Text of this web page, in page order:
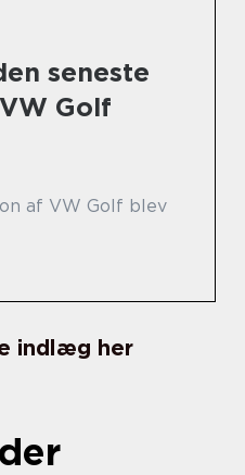
seneste
Golf
af VW Golf blev
indlæg her